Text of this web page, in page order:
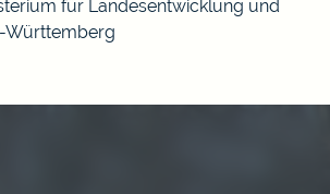
für Landesentwicklung und
Württemberg